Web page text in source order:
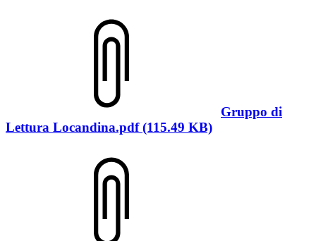
Gruppo di
Lettura Locandina.pdf (115.49 KB)